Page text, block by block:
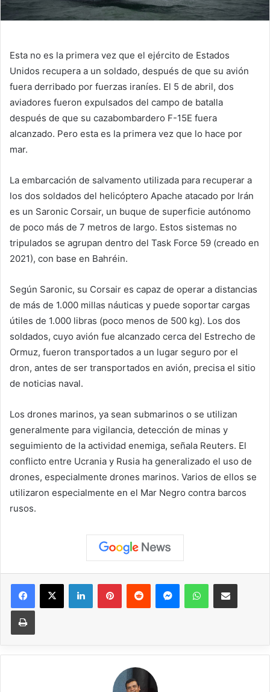
Esta no es la primera vez que el ejército de Estados
Unidos recupera a un soldado, después de que su avión
fuera derribado por fuerzas iraníes. El 5 de abril, dos
aviadores fueron expulsados ​​del campo de batalla
después de que su cazabombardero F-15E fuera
alcanzado. Pero esta es la primera vez que lo hace por
mar.
La embarcación de salvamento utilizada para recuperar a
los dos soldados del helicóptero Apache atacado por Irán
es un Saronic Corsair, un buque de superficie autónomo
de poco más de 7 metros de largo. Estos sistemas no
tripulados se agrupan dentro del Task Force 59 (creado en
2021), con base en Bahréin.
Según Saronic, su Corsair es capaz de operar a distancias
de más de 1.000 millas náuticas y puede soportar cargas
útiles de 1.000 libras (poco menos de 500 kg). Los dos
soldados, cuyo avión fue alcanzado cerca del Estrecho de
Ormuz, fueron transportados a un lugar seguro por el
dron, antes de ser transportados en avión, precisa el sitio
de noticias naval.
Los drones marinos, ya sean submarinos o se utilizan
generalmente para vigilancia, detección de minas y
seguimiento de la actividad enemiga, señala Reuters. El
conflicto entre Ucrania y Rusia ha generalizado el uso de
drones, especialmente drones marinos. Varios de ellos se
utilizaron especialmente en el Mar Negro contra barcos
rusos.
Facebook
X LinkedInPinterestReddit MessengerWhatsAppCompartir vía correo
Imprimir